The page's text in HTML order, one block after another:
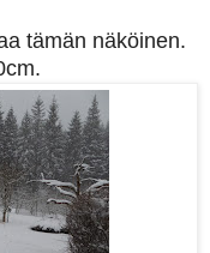
tämän näköinen.